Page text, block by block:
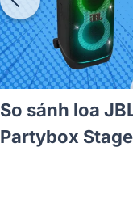
sánh loa JBL
3 -